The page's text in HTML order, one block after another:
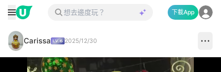
下載App
Carissa 2025/12/30